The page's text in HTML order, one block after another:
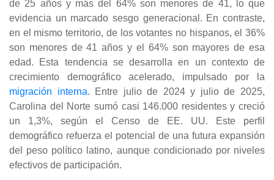
de 25 años y más del 64% son menores de 41, lo que
evidencia un marcado sesgo generacional. En contraste,
en el mismo territorio, de los votantes no hispanos, el 36%
son menores de 41 años y el 64% son mayores de esa
edad. Esta tendencia se desarrolla en un contexto de
crecimiento demográfico acelerado, impulsado por la
migración interna. Entre julio de 2024 y julio de 2025,
Carolina del Norte sumó casi 146.000 residentes y creció
un 1,3%, según el Censo de EE. UU. Este perfil
demográfico refuerza el potencial de una futura expansión
del peso político latino, aunque condicionado por niveles
efectivos de participación.